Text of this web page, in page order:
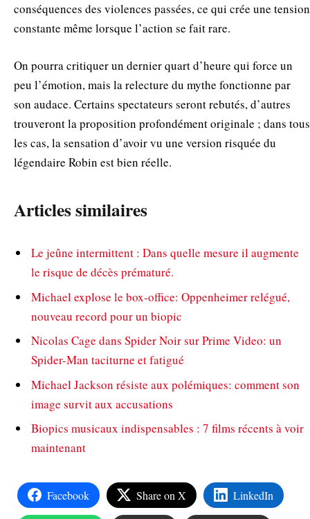
conséquences des violences passées, ce qui crée une tension
constante même lorsque l’action se fait rare.
On pourra critiquer un dernier quart d’heure qui force un
peu l’émotion, mais la relecture du mythe fonctionne par
son audace. Certains spectateurs seront rebutés, d’autres
trouveront la proposition profondément originale ; dans tous
les cas, la sensation d’avoir vu une version risquée du
légendaire Robin est bien réelle.
Articles similaires
Le jeûne intermittent : Dans quelle mesure il augmente
le risque de décès prématuré.
Michael explose le box-office: Oppenheimer relégué,
nouveau record pour un biopic
Nicolas Cage dans Spider Noir sur Prime Video: un
Spider-Man taciturne et fatigué
Michael Jackson résiste aux polémiques: comment son
image survit aux accusations
Biopics musicaux indispensables : 7 films récents à voir
maintenant
Facebook Share on X LinkedIn